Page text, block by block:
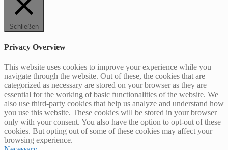
Schließen
Privacy Overview
This website uses cookies to improve your experience while you
navigate through the website. Out of these, the cookies that are
categorized as necessary are stored on your browser as they are
essential for the working of basic functionalities of the website. We
also use third-party cookies that help us analyze and understand how
you use this website. These cookies will be stored in your browser
only with your consent. You also have the option to opt-out of these
cookies. But opting out of some of these cookies may affect your
browsing experience.